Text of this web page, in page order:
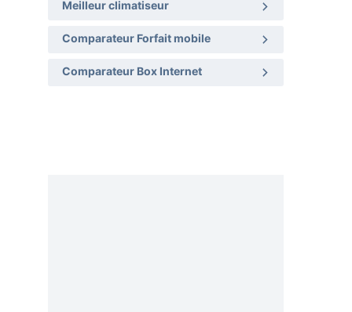
Meilleur climatiseur
Comparateur Forfait mobile
Comparateur Box Internet